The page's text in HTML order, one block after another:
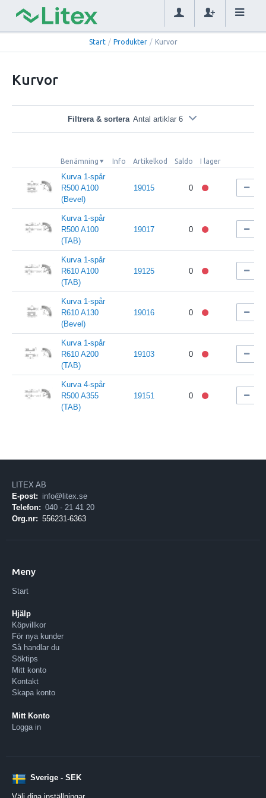
Start / Produkter / Kurvor
Kurvor
Filtrera & sortera Antal artiklar 6
Benämning Info Artikelkod Saldo I lager
Kurva 1-spår
R500 A100
(Bevel)
19015 0
Kurva 1-spår
R500 A100
(TAB)
19017 0
Kurva 1-spår
R610 A100
(TAB)
19125 0
Kurva 1-spår
R610 A130
(Bevel)
19016 0
Kurva 1-spår
R610 A200
(TAB)
19103 0
Kurva 4-spår
R500 A355
(TAB)
19151 0
LITEX AB
E-post: info@litex.se
Telefon: 040 - 21 41 20
Org.nr: 556231-6363
Meny
Start
Hjälp
Köpvillkor
För nya kunder
Så handlar du
Söktips
Mitt konto
Kontakt
Skapa konto
Mitt Konto
Logga in
Sverige - SEK